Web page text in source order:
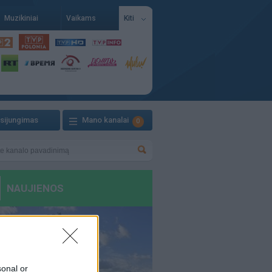
or
Muzikiniai Vaikams Kiti
Mano kanalai 0